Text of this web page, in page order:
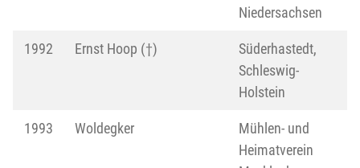
Niedersachsen
1992 Ernst Hoop (†)
Süderhastedt,
Schleswig-
Holstein
1993 Woldegker
Mühlen- und
Heimatverein